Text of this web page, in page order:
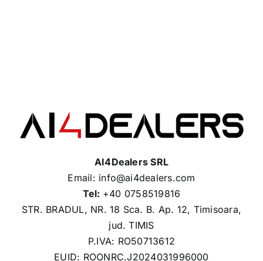
AI4Dealers SRL
Email: info@ai4dealers.com
+40 0758519816
STR. BRADUL, NR. 18 Sca. B. Ap. 12, Timisoara,
jud. TIMIS